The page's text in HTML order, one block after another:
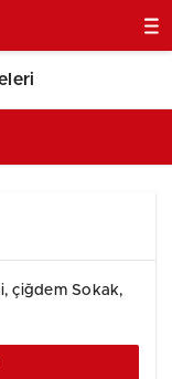
çiğdem Sokak,